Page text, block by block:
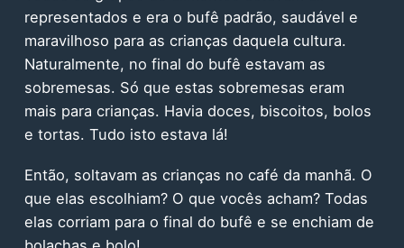
representados e era o bufê padrão, saudável e
maravilhoso para as crianças daquela cultura.
Naturalmente, no final do bufê estavam as
sobremesas. Só que estas sobremesas eram
mais para crianças. Havia doces, biscoitos, bolos
e tortas. Tudo isto estava lá!
Então, soltavam as crianças no café da manhã. O
que elas escolhiam? O que vocês acham? Todas
elas corriam para o final do bufê e se enchiam de